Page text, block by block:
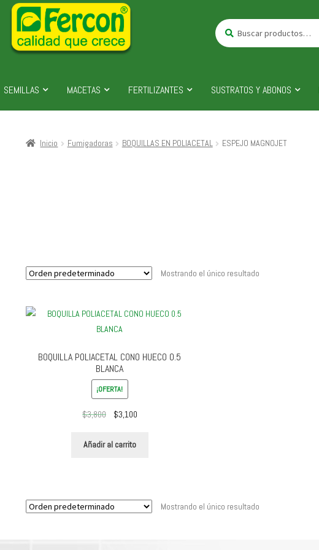
Buscar
por:
Buscar
SEMILLAS MACETAS FERTILIZANTES SUSTRATOS Y ABONOS
Inicio Fumigadoras BOQUILLAS EN POLIACETAL ESPEJO MAGNOJET
Mostrando el único resultado
BOQUILLA POLIACETAL CONO HUECO 0.5
BLANCA
¡OFERTA!
$3,800
original
$3,100El
Añadir al carrito
Mostrando el único resultado